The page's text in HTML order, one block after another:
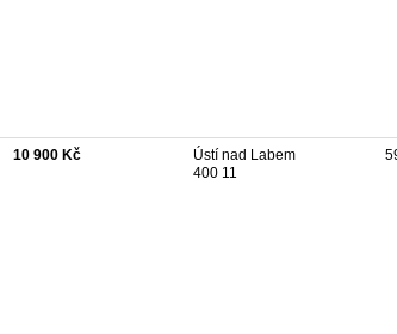
10 900 Kč
Ústí nad Labem
400 11